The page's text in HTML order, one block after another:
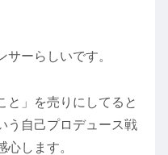
ーらしいです。
と」を売りにしてると
う自己プロデュース戦
します。